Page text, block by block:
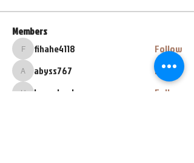
Members
fihahe4118
fihahe4118 Follow
abyss767
abyss767 Follow
henrybeyl Follow